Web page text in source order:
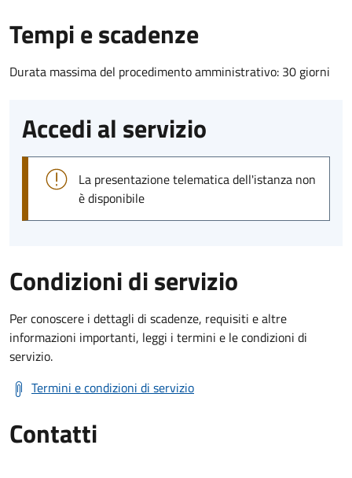
Tempi e scadenze
Durata massima del procedimento amministrativo: 30 giorni
Accedi al servizio
La presentazione telematica dell'istanza non
è disponibile
Condizioni di servizio
Per conoscere i dettagli di scadenze, requisiti e altre
informazioni importanti, leggi i termini e le condizioni di
servizio.
Termini e condizioni di servizio
Contatti